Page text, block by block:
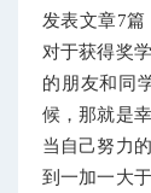
发表文章7篇
对于获得奖
的朋友和同
候，那就是
当自己努力
到一加一大